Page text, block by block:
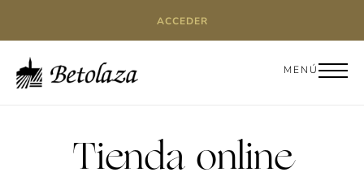
ACCEDER
MENÚ
Tienda online